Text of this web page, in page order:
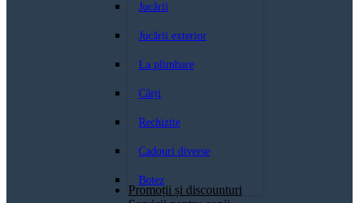
Jucării
Jucării exterior
La plimbare
Cărți
Rechizite
Cadouri diverse
Botez
Promoții și discounturi